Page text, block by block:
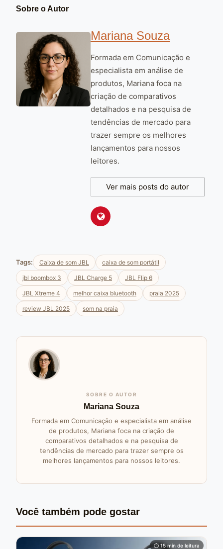
Sobre o Autor
Mariana Souza
Formada em Comunicação e
especialista em análise de
produtos, Mariana foca na
criação de comparativos
detalhados e na pesquisa de
tendências de mercado para
trazer sempre os melhores
lançamentos para nossos
leitores.
Ver mais posts do autor
Tags: Caixa de som JBL caixa de som portátil
jbl boombox 3 JBL Charge 5 JBL Flip 6
JBL Xtreme 4 melhor caixa bluetooth praia 2025
review JBL 2025 som na praia
SOBRE O AUTOR
Mariana Souza
Formada em Comunicação e especialista em análise
de produtos, Mariana foca na criação de
comparativos detalhados e na pesquisa de
tendências de mercado para trazer sempre os
melhores lançamentos para nossos leitores.
Você também pode gostar
⏱ 15 min de leitura